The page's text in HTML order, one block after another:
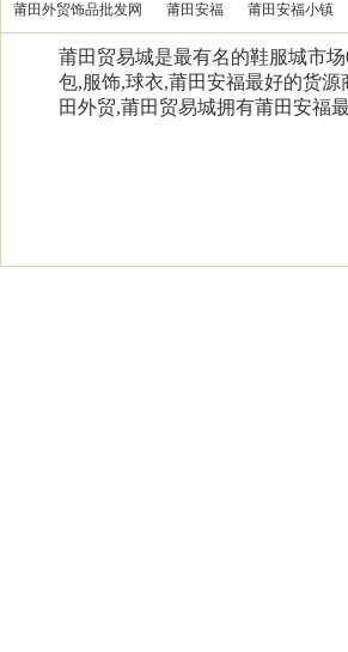
莆田外贸饰品批发网 莆田安福 莆田安福小镇
莆田贸易城是最有名的鞋服城市
包,服饰,球衣,莆田安福最好的货
田外贸,莆田贸易城拥有莆田安福